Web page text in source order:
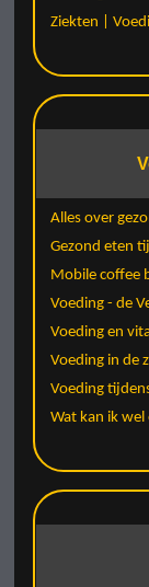
Ziekten |
Alles over
Gezond eten
Mobile coffee
Voeding - de
Voeding en
Voeding in de
Voeding
Wat kan ik wel